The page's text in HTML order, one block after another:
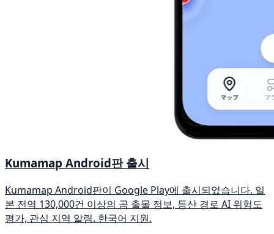
Kumamap Android판 출시
Kumamap Android판이 Google Play에 출시되었습니다. 일
본 전역 130,000건 이상의 곰 출몰 정보, 등산 경로 AI 위험도
평가, 관심 지역 알림. 한국어 지원.